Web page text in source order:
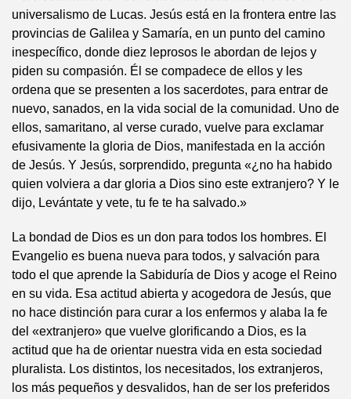
universalismo de Lucas. Jesús está en la frontera entre las
provincias de Galilea y Samaría, en un punto del camino
inespecífico, donde diez leprosos le abordan de lejos y
piden su compasión. Él se compadece de ellos y les
ordena que se presenten a los sacerdotes, para entrar de
nuevo, sanados, en la vida social de la comunidad. Uno de
ellos, samaritano, al verse curado, vuelve para exclamar
efusivamente la gloria de Dios, manifestada en la acción
de Jesús. Y Jesús, sorprendido, pregunta «¿no ha habido
quien volviera a dar gloria a Dios sino este extranjero? Y le
dijo, Levántate y vete, tu fe te ha salvado.»
La bondad de Dios es un don para todos los hombres. El
Evangelio es buena nueva para todos, y salvación para
todo el que aprende la Sabiduría de Dios y acoge el Reino
en su vida. Esa actitud abierta y acogedora de Jesús, que
no hace distinción para curar a los enfermos y alaba la fe
del «extranjero» que vuelve glorificando a Dios, es la
actitud que ha de orientar nuestra vida en esta sociedad
pluralista. Los distintos, los necesitados, los extranjeros,
los más pequeños y desvalidos, han de ser los preferidos